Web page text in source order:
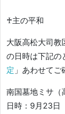
♰主の平和
大阪高松大司教
の日時は下記の
定 」あわせてご
南国墓地ミサ（
日時：9月23日